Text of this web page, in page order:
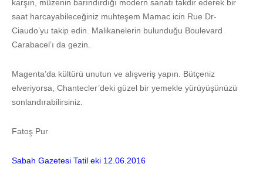
karşın, müzenin barındırdığı modern sanatı takdir ederek bir
saat harcayabileceğiniz muhteşem Mamac icin Rue Dr-
Ciaudo’yu takip edin. Malikanelerin bulunduğu Boulevard
Carabacel’ı da gezin.
Magenta’da kültürü unutun ve alışveriş yapın. Bütçeniz
elveriyorsa, Chantecler’deki güzel bir yemekle yürüyüşünüzü
sonlandırabilirsiniz.
Fatoş Pur
Sabah Gazetesi Tatil eki 12.06.2016